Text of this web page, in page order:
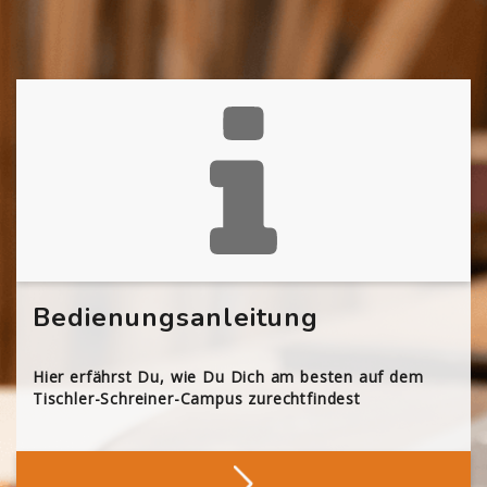
Bedienungsanleitung
Hier erfährst Du, wie Du Dich am besten auf dem
Tischler-Schreiner-Campus zurechtfindest